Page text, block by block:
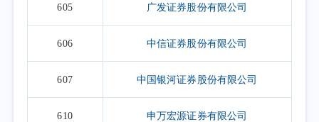
605 广发证券股份有限公司
606 中信证券股份有限公司
607 中国银河证券股份有限公司
610 申万宏源证券有限公司